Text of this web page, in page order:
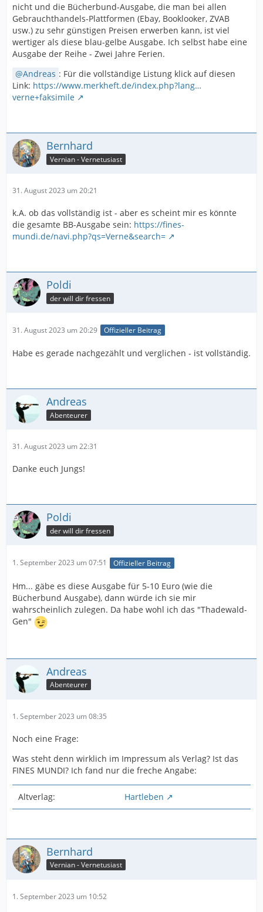
nicht und die Bücherbund-Ausgabe, die man bei allen
Gebrauchthandels-Plattformen (Ebay, Booklooker, ZVAB
usw.) zu sehr günstigen Preisen erwerben kann, ist viel
wertiger als diese blau-gelbe Ausgabe. Ich selbst habe eine
Ausgabe der Reihe - Zwei Jahre Ferien.
Andreas : Für die vollständige Listung klick auf diesen
Link: https://www.merkheft.de/index.php?lang…
verne+faksimile
Bernhard
Vernian - Vernetusiast
31. August 2023 um 20:21
k.A. ob das vollständig ist - aber es scheint mir es könnte
die gesamte BB-Ausgabe sein: https://fines-
mundi.de/navi.php?qs=Verne&search=
Poldi
der will dir fressen
31. August 2023 um 20:29 Offizieller Beitrag
Habe es gerade nachgezählt und verglichen - ist vollständig.
Andreas
Abenteurer
31. August 2023 um 22:31
Danke euch Jungs!
Poldi
der will dir fressen
1. September 2023 um 07:51 Offizieller Beitrag
Hm... gäbe es diese Ausgabe für 5-10 Euro (wie die
Bücherbund Ausgabe), dann würde ich sie mir
wahrscheinlich zulegen. Da habe wohl ich das "Thadewald-
Gen"
Andreas
Abenteurer
1. September 2023 um 08:35
Noch eine Frage:
Was steht denn wirklich im Impressum als Verlag? Ist das
FINES MUNDI? Ich fand nur die freche Angabe:
Altverlag: Hartleben
Bernhard
Vernian - Vernetusiast
1. September 2023 um 10:52